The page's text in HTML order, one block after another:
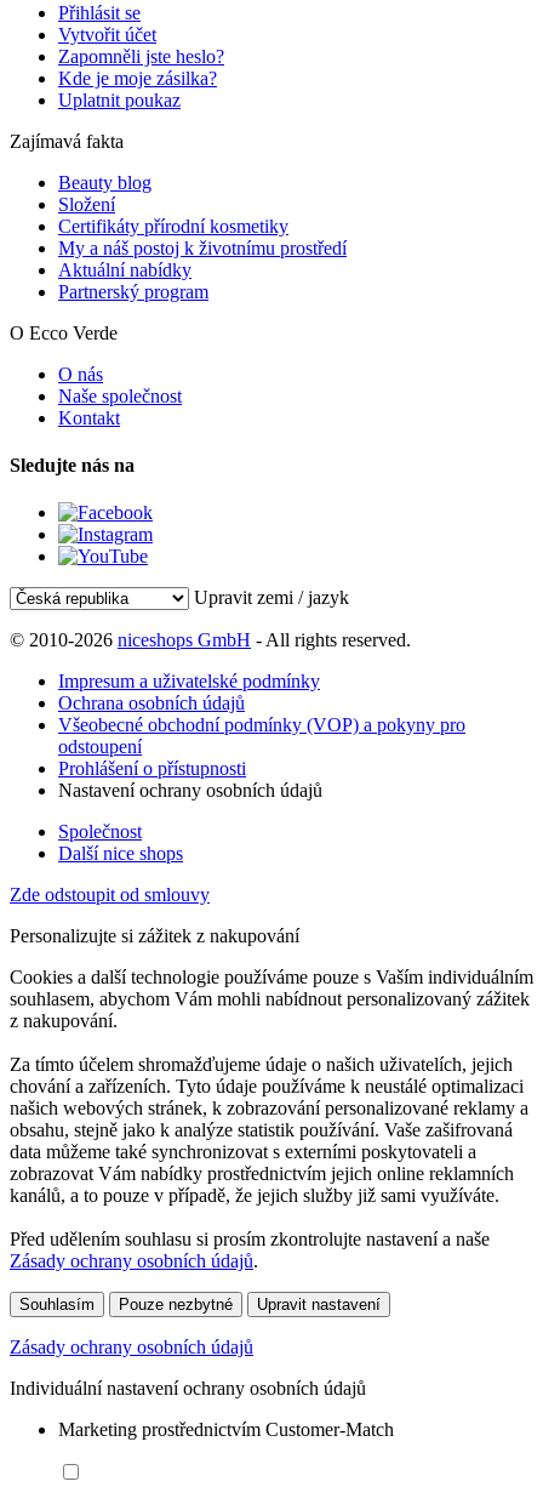
Přihlásit se
Vytvořit účet
Zapomněli jste heslo?
Kde je moje zásilka?
Uplatnit poukaz
Zajímavá fakta
Beauty blog
Složení
Certifikáty přírodní kosmetiky
My a náš postoj k životnímu prostředí
Aktuální nabídky
Partnerský program
O Ecco Verde
O nás
Naše společnost
Kontakt
Sledujte nás na
Upravit zemi / jazyk
© 2010-2026 niceshops GmbH - All rights reserved.
Impresum a uživatelské podmínky
Ochrana osobních údajů
Všeobecné obchodní podmínky (VOP) a pokyny pro
odstoupení
Prohlášení o přístupnosti
Nastavení ochrany osobních údajů
Společnost
Další nice shops
Zde odstoupit od smlouvy
Personalizujte si zážitek z nakupování
Cookies a další technologie používáme pouze s Vaším individuálním
souhlasem, abychom Vám mohli nabídnout personalizovaný zážitek
z nakupování.
Za tímto účelem shromažďujeme údaje o našich uživatelích, jejich
chování a zařízeních. Tyto údaje používáme k neustálé optimalizaci
našich webových stránek, k zobrazování personalizované reklamy a
obsahu, stejně jako k analýze statistik používání. Vaše zašifrovaná
data můžeme také synchronizovat s externími poskytovateli a
zobrazovat Vám nabídky prostřednictvím jejich online reklamních
kanálů, a to pouze v případě, že jejich služby již sami využíváte.
Před udělením souhlasu si prosím zkontrolujte nastavení a naše
Zásady ochrany osobních údajů.
Souhlasím Pouze nezbytné Upravit nastavení
Zásady ochrany osobních údajů
Individuální nastavení ochrany osobních údajů
Marketing prostřednictvím Customer-Match